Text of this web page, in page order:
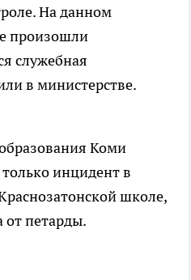
На данном
произошли
служебная
в министерстве.
Коми
инцидент в
школе,
от петарды.